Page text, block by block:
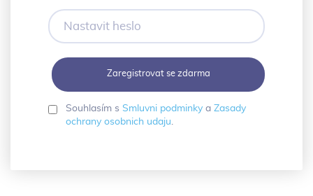
Nastavit
heslo
Souhlasím s Smluvni podminkya Zasady
ochrany osobnich udaju